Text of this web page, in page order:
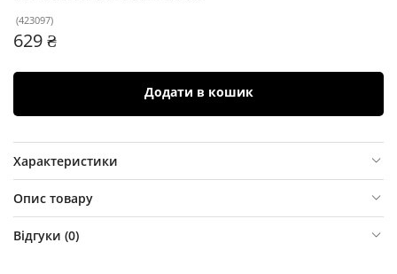
(423097)
629 ₴
Додати в кошик
Характеристики
Опис товару
Відгуки (0)